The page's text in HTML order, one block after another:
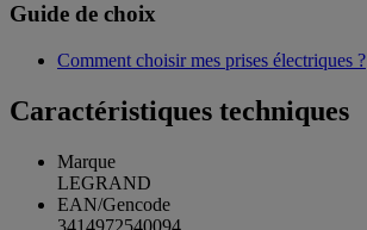
Guide de choix
Comment choisir mes prises électriques ?
Caractéristiques techniques
Marque
LEGRAND
EAN/Gencode
3414972540094